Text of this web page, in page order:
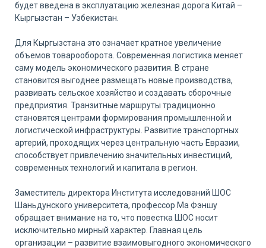
будет введена в эксплуатацию железная дорога Китай –
Кыргызстан – Узбекистан.
Для Кыргызстана это означает кратное увеличение
объемов товарооборота. Современная логистика меняет
саму модель экономического развития. В стране
становится выгоднее размещать новые производства,
развивать сельское хозяйство и создавать сборочные
предприятия. Транзитные маршруты традиционно
становятся центрами формирования промышленной и
логистической инфраструктуры. Развитие транспортных
артерий, проходящих через центральную часть Евразии,
способствует привлечению значительных инвестиций,
современных технологий и капитала в регион.
Заместитель директора Института исследований ШОС
Шаньдунского университета, профессор Ма Фэншу
обращает внимание на то, что повестка ШОС носит
исключительно мирный характер. Главная цель
организации – развитие взаимовыгодного экономического